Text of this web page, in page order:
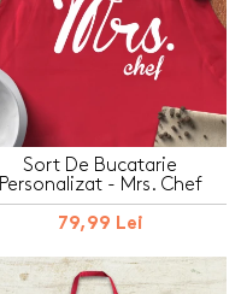
Sort De Bucatarie
Personalizat - Mrs. Chef
79,99 Lei